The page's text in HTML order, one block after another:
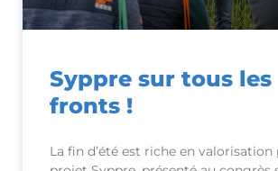
Syppre sur tous les
fronts !
La fin d’été est riche en valorisation